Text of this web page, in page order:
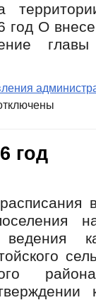
год О
главы
год